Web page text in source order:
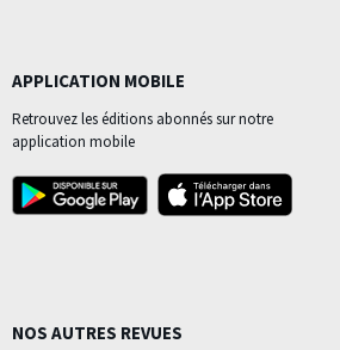
APPLICATION MOBILE
Retrouvez les éditions abonnés sur notre
application mobile
NOS AUTRES REVUES